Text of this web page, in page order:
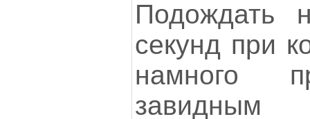
Подождать
секунд при
намного
завидным